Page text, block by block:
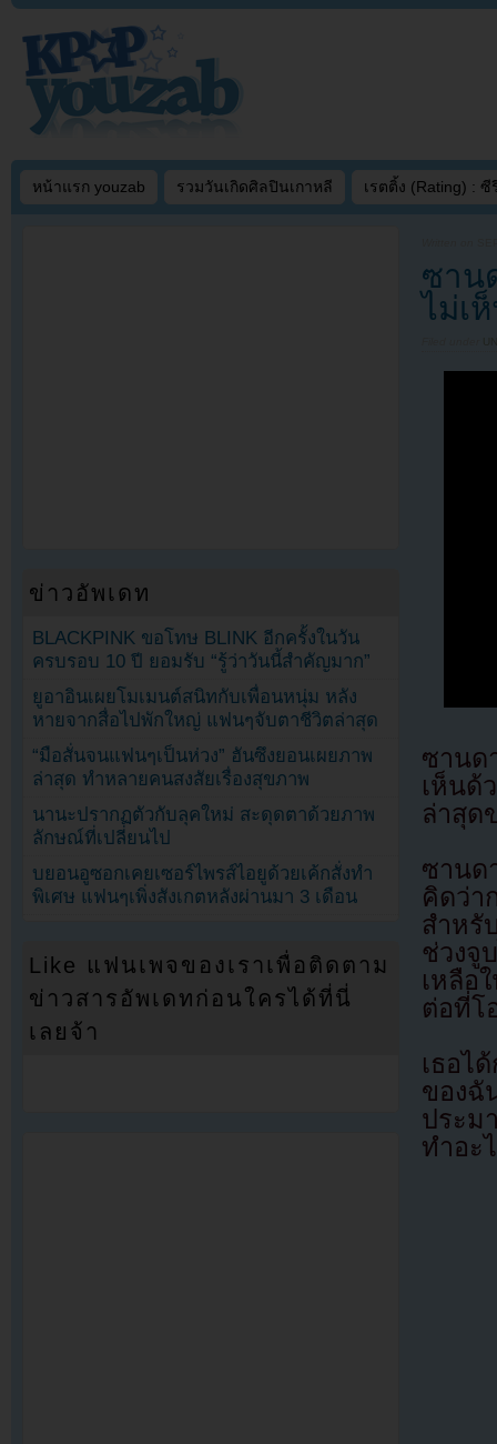
หน้าแรก youzab รวมวันเกิดศิลปินเกาหลี เรตติ้ง (Rating) : ซี
ซาน
ไม่เ
ซานด
เห็นด้
ล่าสุด
ซานด
คิดว่
สำหรั
ช่วงจู
เหลือ
ต่อที่โ
เธอไ
ของ
ประม
ทำอะ
ข่าวอัพเดท
BLACKPINK ขอโทษ BLINK อีกครั้งในวัน
ครบรอบ 10 ปี ยอมรับ “รู้ว่าวันนี้สำคัญมาก”
ยูอาอินเผยโมเมนต์สนิทกับเพื่อนหนุ่ม หลัง
หายจากสื่อไปพักใหญ่ แฟนๆจับตาชีวิตล่าสุด
“มือสั่นจนแฟนๆเป็นห่วง” ฮันซึงยอนเผยภาพ
ล่าสุด ทำหลายคนสงสัยเรื่องสุขภาพ
นานะปรากฏตัวกับลุคใหม่ สะดุดตาด้วยภาพ
ลักษณ์ที่เปลี่ยนไป
บยอนอูซอกเคยเซอร์ไพรส์ไอยูด้วยเค้กสั่งทำ
พิเศษ แฟนๆเพิ่งสังเกตหลังผ่านมา 3 เดือน
Like แฟนเพจของเราเพื่อติดตาม
ข่าวสารอัพเดทก่อนใครได้ที่นี่
เลยจ้า